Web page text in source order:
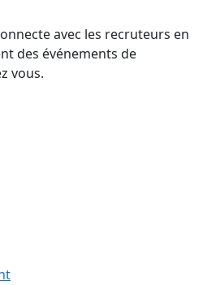
avec les recruteurs en
des événements de
vous.